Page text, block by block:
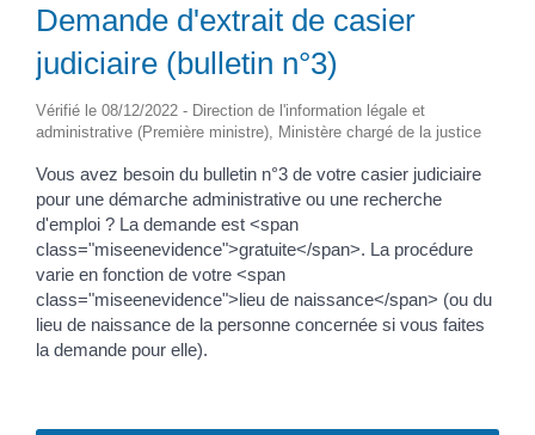
Demande d'extrait de casier
judiciaire (bulletin n°3)
Vérifié le 08/12/2022 - Direction de l'information légale et
administrative (Première ministre), Ministère chargé de la justice
Vous avez besoin du bulletin n°3 de votre casier judiciaire
pour une démarche administrative ou une recherche
d'emploi ? La demande est <span
class="miseenevidence">gratuite</span>. La procédure
varie en fonction de votre <span
class="miseenevidence">lieu de naissance</span> (ou du
lieu de naissance de la personne concernée si vous faites
la demande pour elle).